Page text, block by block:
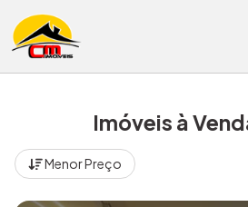
Imóveis à
Menor Preço